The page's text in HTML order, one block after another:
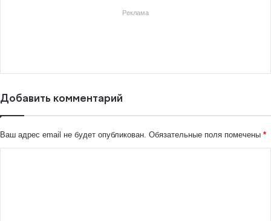
Реклама
Добавить комментарий
Ваш адрес email не будет опубликован. Обязательные поля помечены *